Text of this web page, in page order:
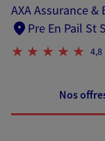
AXA Assurance &
Pre En Pail St
4,8
Nos